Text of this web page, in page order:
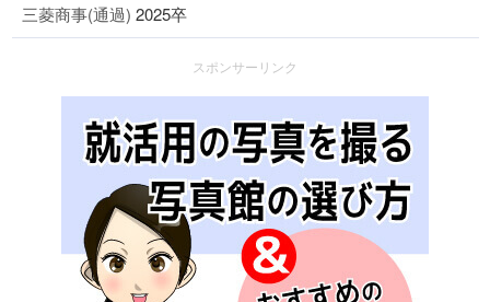
三菱商事(通過) 2025卒
スポンサーリンク